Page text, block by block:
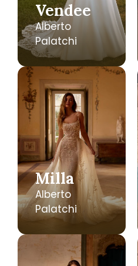
Vendee
Alberto
Palatchi
Milla
Alberto
Palatchi